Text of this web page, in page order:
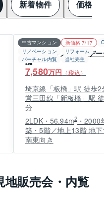
新着物件 価格変
中古マンション 新価格 7/17
リノベーション
リフォーム
バーチャル内覧
当社売主
ダイアパレスグランデ
橋
7,580万円 （税込）
埼京線「板橋」駅 徒歩2
営三田線「新板橋」駅
分
2LDK・56.94m2 ・2000
築・5階／地上13階 地
南東向き
販売会・内覧